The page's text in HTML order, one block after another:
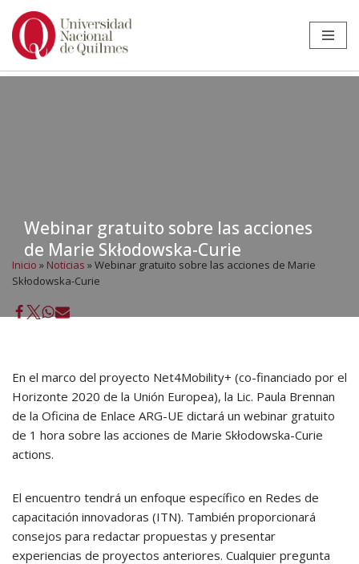
Ir
Webinar gratuito sobre las acciones
de Marie Skłodowska-Curie
Inicio » Noticias »Webinar gratuito sobre las acciones de Marie
Skłodowska-Curie
En el marco del proyecto Net4Mobility+ (co-financiado por el
Horizonte 2020 de la Unión Europea), la Lic. Paula Brennan
de la Oficina de Enlace ARG-UE dictará un webinar gratuito
de 1 hora sobre las acciones de Marie Skłodowska-Curie
actions.
El encuentro tendrá un enfoque específico en Redes de
capacitación innovadoras (ITN). También proporcionará
consejos para redactar propuestas y presentar
experiencias de proyectos anteriores. Cualquier pregunta